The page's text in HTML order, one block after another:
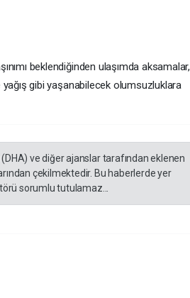
beklendiğinden ulaşımda aksamalar,
gibi yaşanabilecek olumsuzluklara
ve diğer ajanslar tarafından eklenen
çekilmektedir. Bu haberlerde yer
sorumlu tutulamaz...